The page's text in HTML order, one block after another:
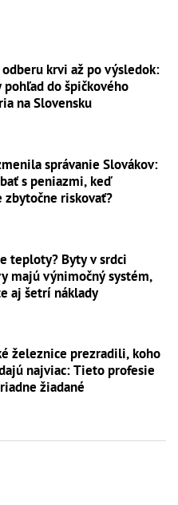
odberu krvi až po výsledok:
pohľad do špičkového
na Slovensku
správanie Slovákov:
s peniazmi, keď
zbytočne riskovať?
teploty? Byty v srdci
majú výnimočný systém,
aj šetrí náklady
železnice prezradili, koho
najviac: Tieto profesie
žiadané